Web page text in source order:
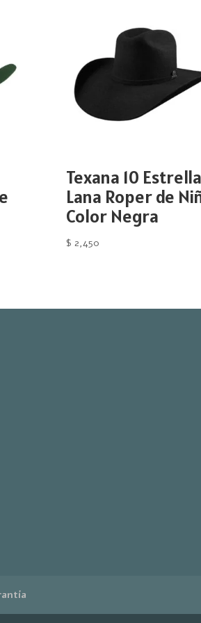
Texana 10
Lana Roper de
Color Negra
$ 2,450